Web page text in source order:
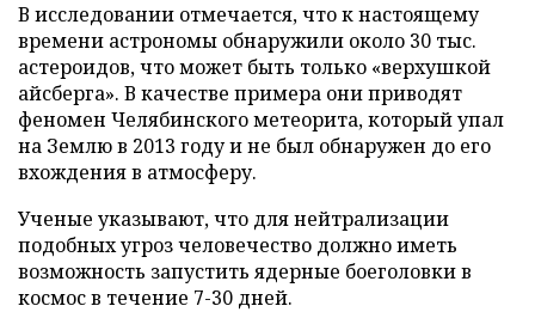
В исследовании отмечается, что к настоящему
времени астрономы обнаружили около 30 тыс.
астероидов, что может быть только «верхушкой
айсберга». В качестве примера они приводят
феномен Челябинского метеорита, который упал
на Землю в 2013 году и не был обнаружен до его
вхождения в атмосферу.
Ученые указывают, что для нейтрализации
подобных угроз человечество должно иметь
возможность запустить ядерные боеголовки в
космос в течение 7-30 дней.